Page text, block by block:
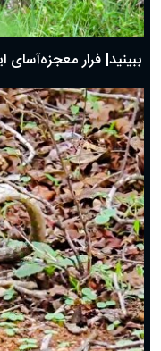
ببینید| فرار